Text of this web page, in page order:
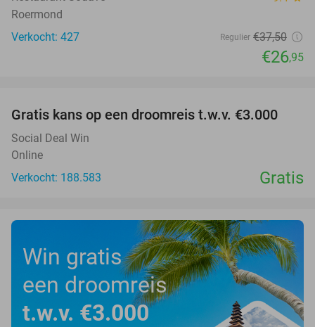
Roermond
Verkocht: 427
Regulier €37,50
€26,95
Gratis kans op een droomreis t.w.v. €3.000
Social Deal Win
Online
Verkocht: 188.583
Gratis
Win gratis
een droomreis
t.w.v. €3.000